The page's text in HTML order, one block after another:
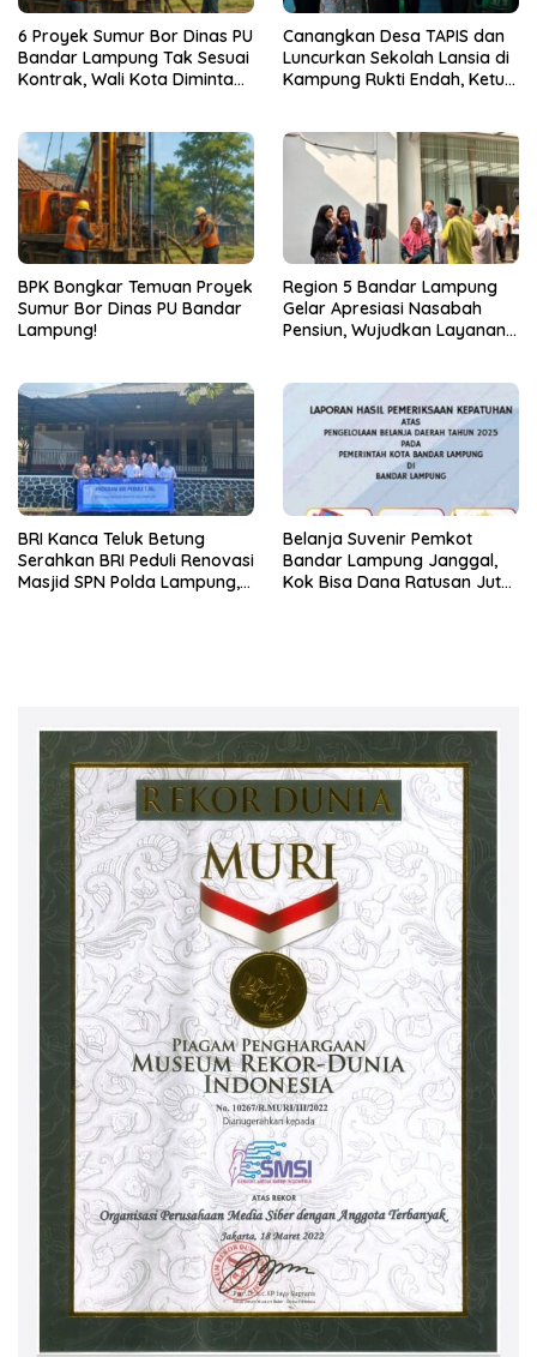
6 Proyek Sumur Bor Dinas PU
Bandar Lampung Tak Sesuai
Kontrak, Wali Kota Diminta
Canangkan Desa TAPIS dan
Luncurkan Sekolah Lansia di
Kampung Rukti Endah, Ketua
dari Desa
BPK Bongkar Temuan Proyek
Sumur Bor Dinas PU Bandar
Lampung!
Region 5 Bandar Lampung
Gelar Apresiasi Nasabah
Pensiun, Wujudkan Layanan
BRI Kanca Teluk Betung
Serahkan BRI Peduli Renovasi
Masjid SPN Polda Lampung,
Belanja Suvenir Pemkot
Bandar Lampung Janggal,
Kok Bisa Dana Ratusan Juta